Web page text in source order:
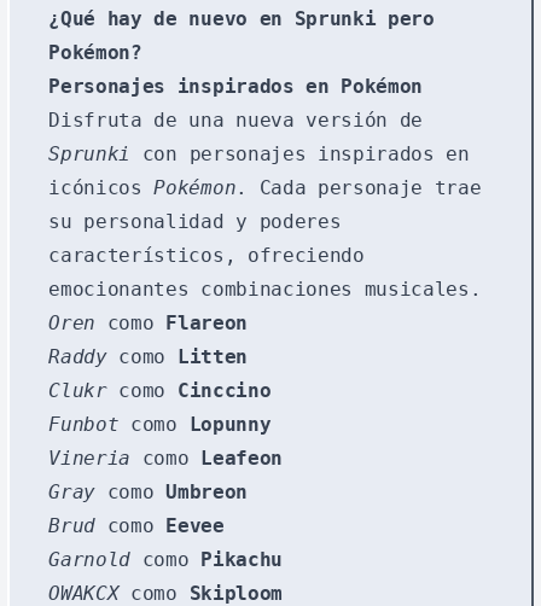
¿Qué hay de nuevo en Sprunki pero
Pokémon?
Personajes inspirados en Pokémon
Disfruta de una nueva versión de
Sprunki
con personajes inspirados en
icónicosPokémon. Cada personaje trae
su personalidad y poderes
característicos, ofreciendo
emocionantes combinaciones musicales.
Oren como Flareon
Raddycomo Litten
Clukrcomo Cinccino
Funbot como Lopunny
Vineria como Leafeon
Gray comoUmbreon
Brud como Eevee
Garnold como Pikachu
OWAKCXcomo Skiploom